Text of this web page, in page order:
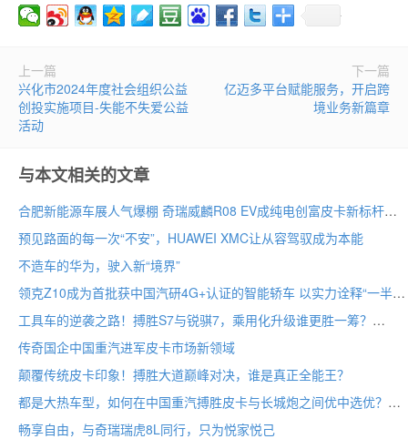
上一篇
兴化市2024年度社会组织公益
创投实施项目-失能不失爱公益
活动
下一篇
亿迈多平台赋能服务，开启跨
境业务新篇章
与本文相关的文章
合肥新能源车展人气爆棚 奇瑞威麟R08 EV成纯电创富皮卡新标杆
预见路面的每一次“不安”，HUAWEI XMC让从容驾驭成为本能
不造车的华为，驶入新“境界”
领克Z10成为首批获中国汽研4G+认证的智能轿车 以实力诠释“一半最强大脑 一半百万超跑”
工具车的逆袭之路！搏胜S7与锐骐7，乘用化升级谁更胜一筹？
传奇国企中国重汽进军皮卡市场新领域
颠覆传统皮卡印象！搏胜大道巅峰对决，谁是真正全能王？
都是大热车型，如何在中国重汽搏胜皮卡与长城炮之间优中选优？
畅享自由，与奇瑞瑞虎8L同行，只为悦家悦己